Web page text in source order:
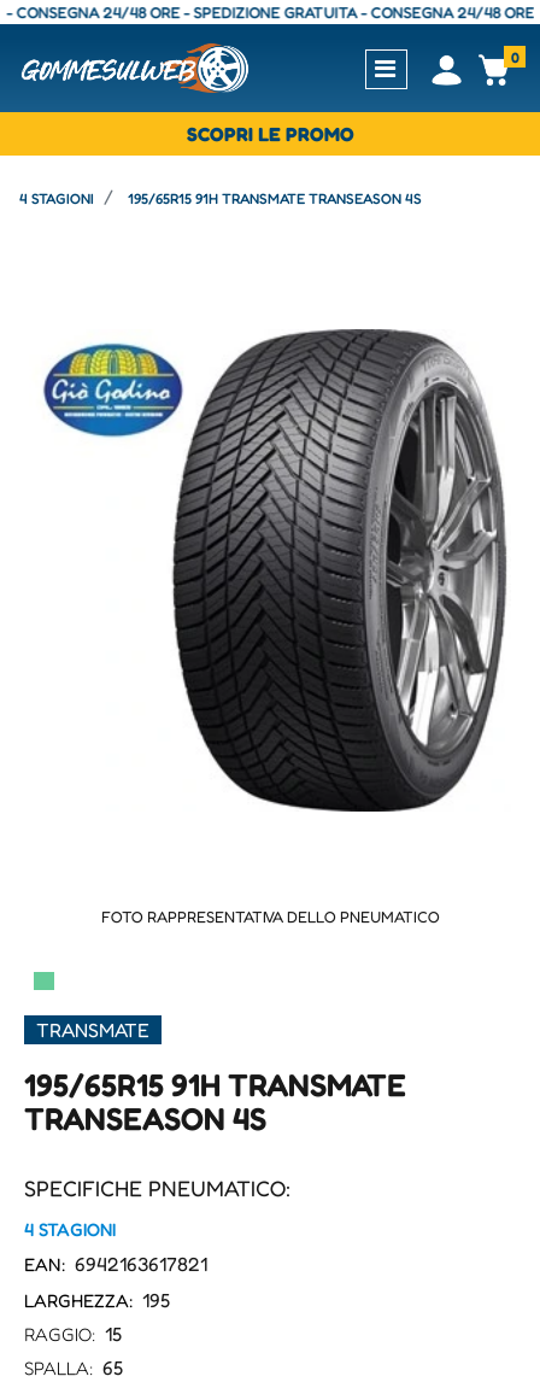
24/48 ORE - SPEDIZIONE GRATUITA - CONSEGNA 24/48 ORE
Open0
SCOPRI LE PROMO
4 STAGIONI 195/65R15 91H TRANSMATE TRANSEASON 4S
FOTO RAPPRESENTATIVA DELLO PNEUMATICO
▀
TRANSMATE
195/65R15 91H TRANSMATE
TRANSEASON 4S
SPECIFICHE PNEUMATICO:
4 STAGIONI
EAN: 6942163617821
LARGHEZZA: 195
RAGGIO: 15
SPALLA: 65